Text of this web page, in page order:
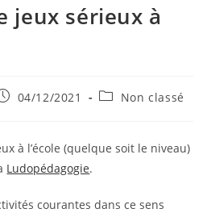
jeux sérieux à
04/12/2021
PostNon classé
à l’école (quelque soit le niveau)
Ludopédagogie.
courantes dans ce sens